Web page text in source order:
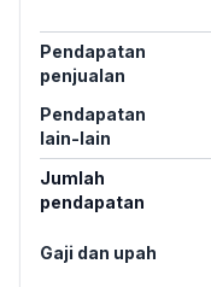
Pendapatan
penjualan
Pendapatan
lain-lain
Jumlah
pendapatan
Gaji dan upah